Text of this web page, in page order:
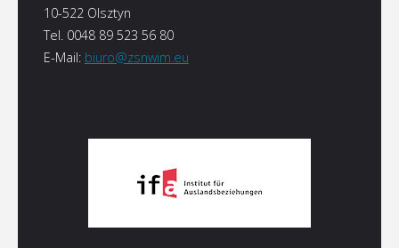
10-522 Olsztyn
Tel. 0048 89 523 56 80
E-Mail: biuro@zsnwim.eu